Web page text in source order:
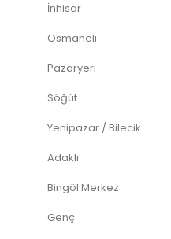
İnhisar
Osmaneli
Pazaryeri
Söğüt
Yenipazar / Bilecik
Adaklı
Bingöl Merkez
Genç